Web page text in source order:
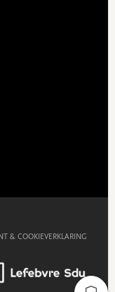
& COOKIEVERKLARING